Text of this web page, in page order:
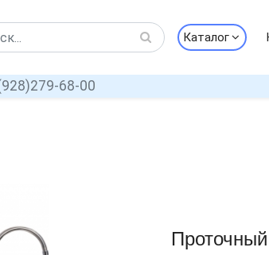
Каталог
68-00